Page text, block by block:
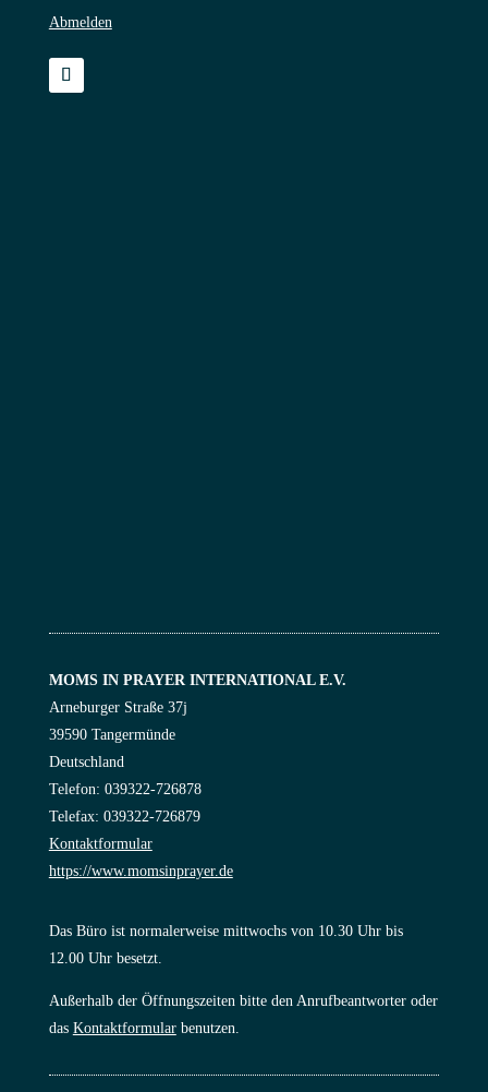
Abmelden
MOMS IN PRAYER INTERNATIONAL E.V.
Arneburger Straße 37j
39590 Tangermünde
Deutschland
Telefon: 039322-726878
Telefax: 039322-726879
Kontaktformular
https://www.momsinprayer.de
Das Büro ist normalerweise mittwochs von 10.30 Uhr bis
12.00 Uhr besetzt.
Außerhalb der Öffnungszeiten bitte den Anrufbeantworter oder
das Kontaktformularbenutzen.